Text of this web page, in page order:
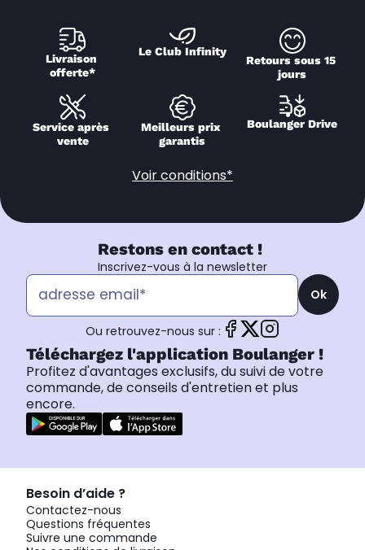
Livraison
offerte*
Le Club Infinity
Retours sous 15
jours
Service après
vente
Meilleurs prix
garantis
Boulanger Drive
Voir conditions*
Restons en contact !
Inscrivez-vous à la newsletter
Ok
Ou retrouvez-nous sur :
Téléchargez l'application Boulanger !
Profitez d'avantages exclusifs, du suivi de votre
commande, de conseils d'entretien et plus
encore.
Besoin d’aide ?
Contactez-nous
Questions fréquentes
Suivre une commande